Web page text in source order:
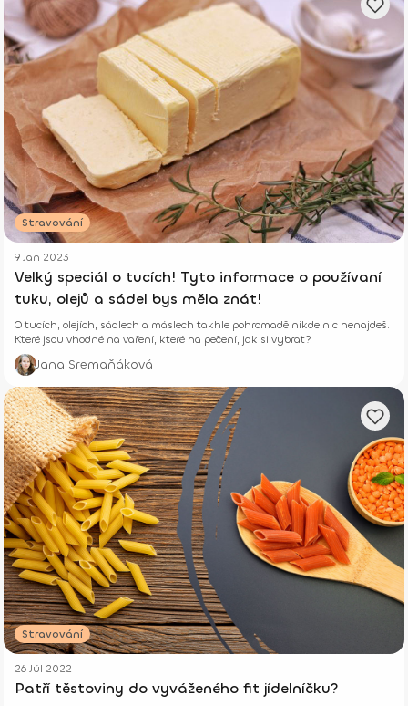
Stravování
9 Jan 2023
Velký speciál o tucích! Tyto informace o používaní
tuku, olejů a sádel bys měla znát!
O tucích, olejích, sádlech a máslech takhle pohromadě nikde nic nenajdeš.
Které jsou vhodné na vaření, které na pečení, jak si vybrat?
Jana Sremaňáková
Stravování
26 Júl 2022
Patří těstoviny do vyváženého fit jídelníčku?